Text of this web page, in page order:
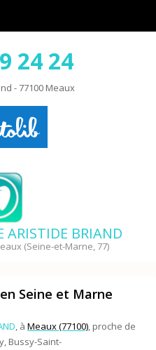
24 24
- 77100 Meaux
ARISTIDE BRIAND
(Seine-et-Marne, 77)
Seine et Marne
, à Meaux (77100), proche de
Bussy-Saint-